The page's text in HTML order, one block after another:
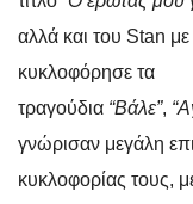
αλλά και του Stan
κυκλοφόρησε τα
τραγούδια “Βάλε”,
γνώρισαν μεγάλη
κυκλοφορίας τους,